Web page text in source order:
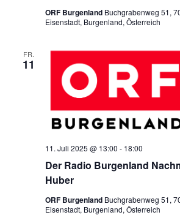
ORF Burgenland Buchgrabenweg 51,
Eisenstadt, Burgenland, Österreich
FR.
11
Der Radio Burgenland
Huber
11. Juli 2025 @ 13:00 - 18:00
ORF Burgenland Buchgrabenweg 51,
Eisenstadt, Burgenland, Österreich